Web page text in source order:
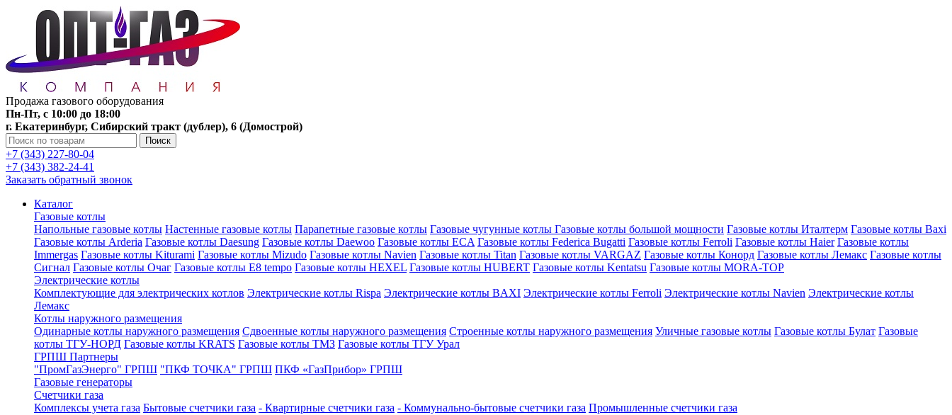
Продажа газового оборудования
Пн-Пт, с 10:00 до 18:00
г. Екатеринбург, Сибирский тракт (дублер), 6 (Домострой)
Поиск
+7 (343) 227-80-04
+7 (343) 382-24-41
Заказать обратный звонок
Каталог
Газовые котлы
Напольные газовые котлы Настенные газовые котлы Парапетные газовые котлы Газовые чугунные котлы Газовые котлы большой мощности Газовые котлы Италтерм Газовые котлы Baxi
Газовые котлы Arderia Газовые котлы Daesung Газовые котлы Daewoo Газовые котлы ECA Газовые котлы Federica Bugatti Газовые котлы Ferroli Газовые котлы Haier Газовые котлы
Immergas Газовые котлы Kiturami Газовые котлы Mizudo Газовые котлы Navien Газовые котлы Titan Газовые котлы VARGAZ Газовые котлы Конорд Газовые котлы Лемакс Газовые котлы
Сигнал Газовые котлы Очаг Газовые котлы E8 tempo Газовые котлы HEXEL Газовые котлы HUBERT Газовые котлы Kentatsu Газовые котлы MORA-TOP
Электрические котлы
Комплектующие для электрических котлов Электрические котлы Rispa Электрические котлы BAXI Электрические котлы Ferroli Электрические котлы Navien Электрические котлы
Лемакс
Котлы наружного размещения
Одинарные котлы наружного размещения Сдвоенные котлы наружного размещения Строенные котлы наружного размещения Уличные газовые котлы Газовые котлы Булат Газовые
котлы ТГУ-НОРД Газовые котлы KRATS Газовые котлы ТМЗ Газовые котлы ТГУ Урал
ГРПШ Партнеры
"ПромГазЭнерго" ГРПШ "ПКФ ТОЧКА" ГРПШ ПКФ «ГазПрибор» ГРПШ
Газовые генераторы
Счетчики газа
Комплексы учета газа Бытовые счетчики газа - Квартирные счетчики газа - Коммунально-бытовые счетчики газа Промышленные счетчики газа